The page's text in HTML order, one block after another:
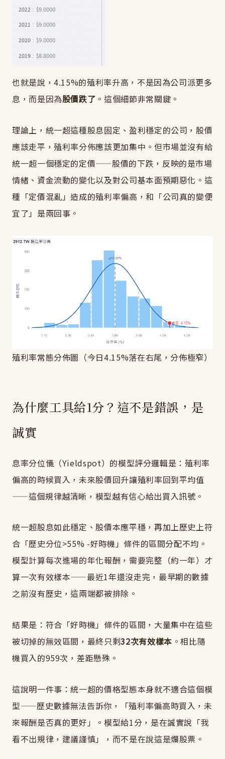
也就是說，4.15%的殖利率升高，不是因為公司派更多
息，而是因為股價跌了 。這個細節非常關鍵。
理論上，統一超這種股息固定、盈利穩定的公司，股價
應該走平，殖利率分佈應該更加集中。但市場並沒有給
統一超一個穩定的定價——股價的下跌，反映的是市場
情緒、資金流動的變化以及對公司基本面預期惡化。這
種「定價混亂」造成的殖利率偏高，和「公司真的變便
宜了」是兩回事。
殖利率常態分佈圖（今日4.15%落在右尾，分佈極窄）
為什麼工具給1分？這不是錯誤，是
誠實
息率分位儀（Yieldspot）的模型評分邏輯是：殖利率
偏高的時候買入，未來股價回升讓殖利率回到平均值
——這個規律越清晰，模型越有信心給出買入訊號。
統一超股息如此穩定、股價本應平穩，再加上歷史上符
合「歷史分位>55% -好時機」條件的區間分配不均。
模型計算每次進場的年化報酬，需要完整（約一年）才
算一次有效樣本——最近1年還沒走完，最早期的數據
之前沒有歷史，這兩端都被排除。
結果是：符合「好時機」條件的區間，大量集中在這些
被切掉的無效區間，最終只剩32次有效樣本 。相比隨
機買入的959次，差距懸殊。
這說明一件事：統一超的價格型態本身就不適合這個模
型——歷史數據無法告訴你，「殖利率偏高時買入，未
來報酬是否真的更好」。模型給1分，是在誠實說「我
看不出規律，建議謹慎」，而不是在說這是爛股票。